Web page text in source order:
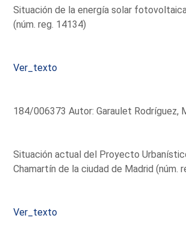
Situación de la energía solar
(núm. reg. 14134)
Ver_texto
184/006373 Autor: Garaulet Rodríguez,
Situación actual del Proyecto
Chamartín de la ciudad de Madrid (núm.
Ver_texto